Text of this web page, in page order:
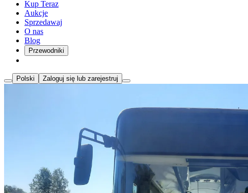
Kup Teraz
Aukcje
Sprzedawaj
O nas
Blog
Przewodniki
Polski Zaloguj się lub zarejestruj